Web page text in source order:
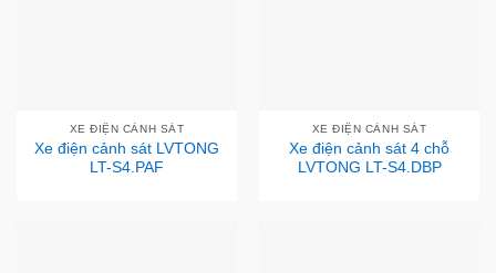
XE ĐIỆN CẢNH SÁT
Xe điện cảnh sát LVTONG
LT-S4.PAF
XE ĐIỆN CẢNH SÁT
Xe điện cảnh sát 4 chỗ
LVTONG LT-S4.DBP